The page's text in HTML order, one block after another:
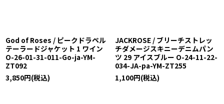
God of Roses / ピークドラペル
テーラードジャケット 1 ワイン
O-26-01-31-011-Go-ja-YM-
ZT092
3,850円(税込)
JACKROSE / ブリーチストレッ
チダメージスキニーデニムパン
ツ 29 アイスブルー O-24-11-22-
034-JA-pa-YM-ZT255
1,100円(税込)